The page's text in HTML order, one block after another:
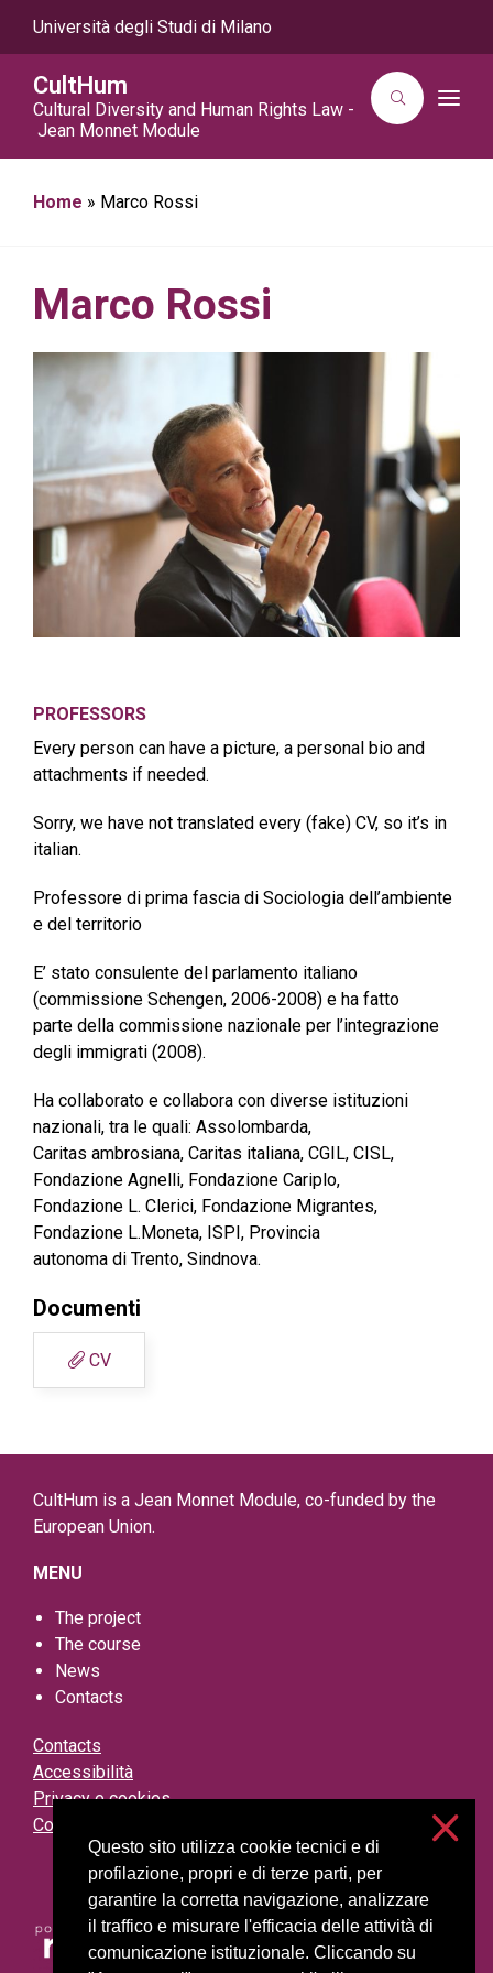
Questo sito utilizza cookie tecnici e di
profilazione, propri e di terze parti, per
garantire la corretta navigazione, analizzare
il traffico e misurare l'efficacia delle attività di
comunicazione istituzionale. Cliccando su
Università degli Studi di Milano
CultHum
Cultural Diversity and Human Rights Law -
Jean Monnet Module
T
Home » Marco Rossi
Marco Rossi
PROFESSORS
Every person can have a picture, a personal bio and
attachments if needed.
Sorry, we have not translated every (fake) CV, so it’s in
italian.
Professore di prima fascia di Sociologia dell’ambiente
e del territorio
E’ stato consulente del parlamento italiano
(commissione Schengen, 2006-2008) e ha fatto
parte della commissione nazionale per l’integrazione
degli immigrati (2008).
Ha collaborato e collabora con diverse istituzioni
nazionali, tra le quali: Assolombarda,
Caritas ambrosiana, Caritas italiana, CGIL, CISL,
Fondazione Agnelli, Fondazione Cariplo,
Fondazione L. Clerici, Fondazione Migrantes,
Fondazione L.Moneta, ISPI, Provincia
autonoma di Trento, Sindnova.
Documenti
CV
CultHum is a Jean Monnet Module, co-funded by the
European Union.
MENU
The project
The course
News
Contacts
Contacts
Accessibilità
Privacy e cookies
Cookie setting